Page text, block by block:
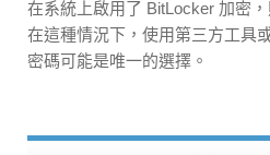
在系統上啟用了 BitLocker 加密
在這種情況下，使用第三方工具
密碼可能是唯一的選擇。